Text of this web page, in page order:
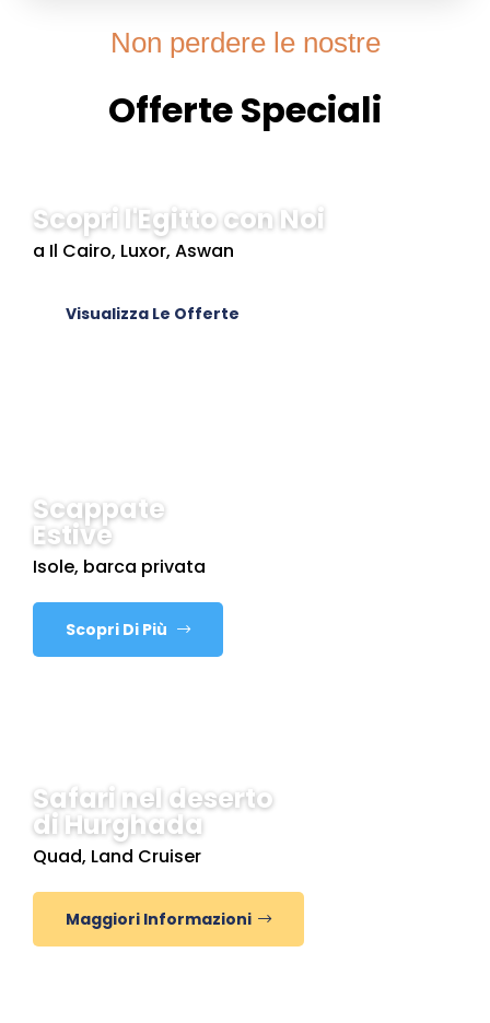
Non perdere le nostre
Offerte Speciali
Scopri l'Egitto con Noi
a Il Cairo, Luxor, Aswan
Visualizza Le Offerte
Scappate
Estive
Isole, barca privata
Scopri Di Più
Safari nel deserto
di Hurghada
Quad, Land Cruiser
Maggiori Informazioni